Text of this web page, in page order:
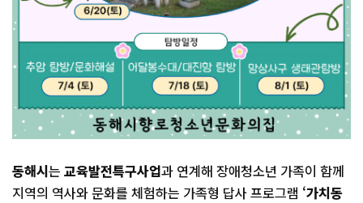
동해시 는 교육발전특구사업과 연계해 장애청소년 가족이 함께
지역의 역사와 문화를 체험하는 가족형 답사 프로그램 ‘가치동